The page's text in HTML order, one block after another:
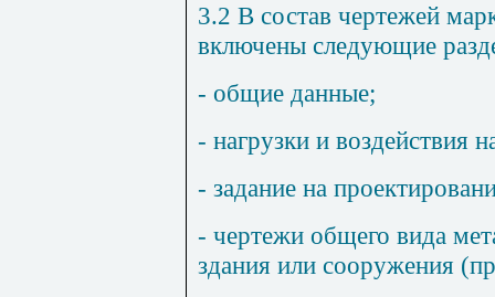
3.2 В состав чертежей
включены следующие
- общие данные;
- нагрузки и воздействия
- задание на
- чертежи общего вида
здания или сооружения